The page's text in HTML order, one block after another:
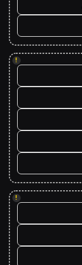
!
!